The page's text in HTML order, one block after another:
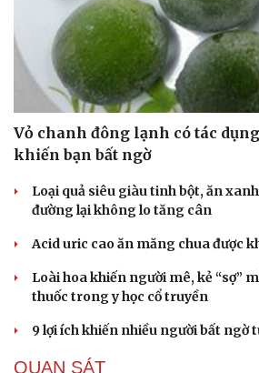
Vỏ chanh đông lạnh có tác
khiến bạn bất ngờ
Loại quả siêu giàu tinh bột, ăn
đường lại không lo tăng cân
Acid uric cao ăn măng chua được
Loài hoa khiến người mê, kẻ “sợ”
thuốc trong y học cổ truyền
9 lợi ích khiến nhiều người bất ngờ
QUAN SÁT